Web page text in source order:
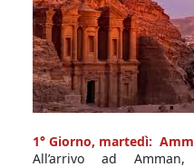
1° Giorno, martedì:
All’arrivo ad